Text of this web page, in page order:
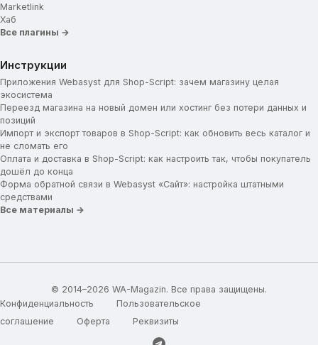
Marketlink
Хаб
Все плагины →
Инструкции
Приложения Webasyst для Shop-Script: зачем магазину целая
экосистема
Переезд магазина на новый домен или хостинг без потери данных и
позиций
Импорт и экспорт товаров в Shop-Script: как обновить весь каталог и
не сломать его
Оплата и доставка в Shop-Script: как настроить так, чтобы покупатель
дошёл до конца
Форма обратной связи в Webasyst «Сайт»: настройка штатными
средствами
Все материалы →
© 2014–2026 WA-Magazin. Все права защищены.
Конфиденциальность
Пользовательское
соглашение
Оферта Реквизиты